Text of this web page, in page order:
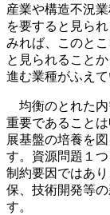
産業や構造不況
を要すると見ら
みれば、このと
と見られること
進む業種がふえ
均衡のとれた内
重要であること
展基盤の培養を
す。資源問題１
制約要因ではあ
保、技術開発等
す。